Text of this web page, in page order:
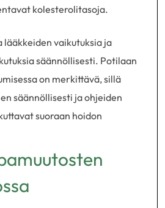
kolesterolitasoja.
vaikutuksia ja
säännöllisesti. Potilaan
on merkittävä, sillä
säännöllisesti ja ohjeiden
suoraan hoidon